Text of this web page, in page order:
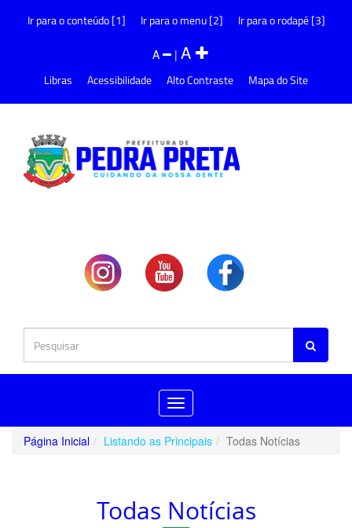
Ir para o conteúdo [1] Ir para o menu [2] Ir para o rodapé [3]
A |A
Libras Acessibilidade Alto Contraste Mapa do Site
Toggle
navigation
Página Inicial
Listando as Principais Todas Notícias
Todas Notícias